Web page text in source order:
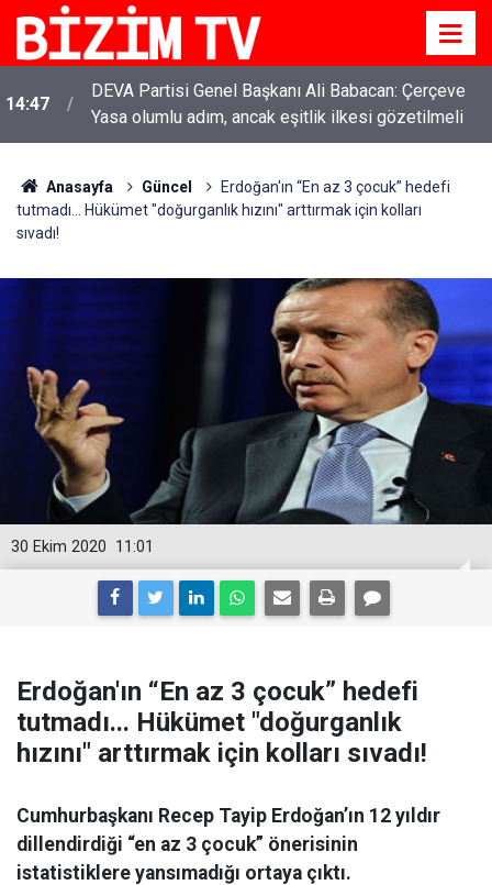
14:47
DEVA Partisi Genel Başkanı Ali Babacan: Çerçeve
Yasa olumlu adım, ancak eşitlik ilkesi gözetilmeli
Anasayfa Güncel
Erdoğan'ın “En az 3 çocuk” hedefi
tutmadı... Hükümet "doğurganlık hızını" arttırmak için kolları
sıvadı!
11:01
30 Ekim 2020
Erdoğan'ın “En az 3 çocuk” hedefi
tutmadı... Hükümet "doğurganlık
hızını" arttırmak için kolları sıvadı!
Cumhurbaşkanı Recep Tayip Erdoğan’ın 12 yıldır
dillendirdiği “en az 3 çocuk” önerisinin
istatistiklere yansımadığı ortaya çıktı.